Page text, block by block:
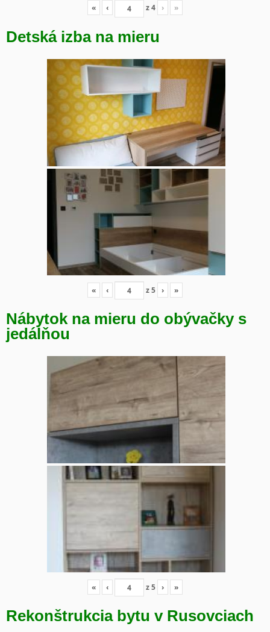
« ‹ z4 › »
Detská izba na mieru
« ‹ z5 › »
Nábytok na mieru do obývačky s
jedálňou
« ‹ z5 › »
Rekonštrukcia bytu v Rusovciach